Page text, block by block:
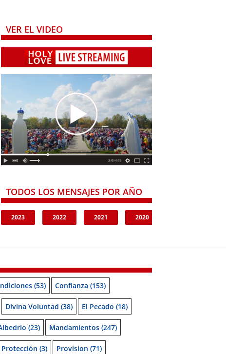
VER EL VIDEO
TODOS LOS MENSAJES POR AÑO
2023 2022 2021 2020
(53) Confianza (153)
Divina Voluntad (38) El Pecado (18)
(23) Mandamientos (247)
Protección (3) Provision (71)